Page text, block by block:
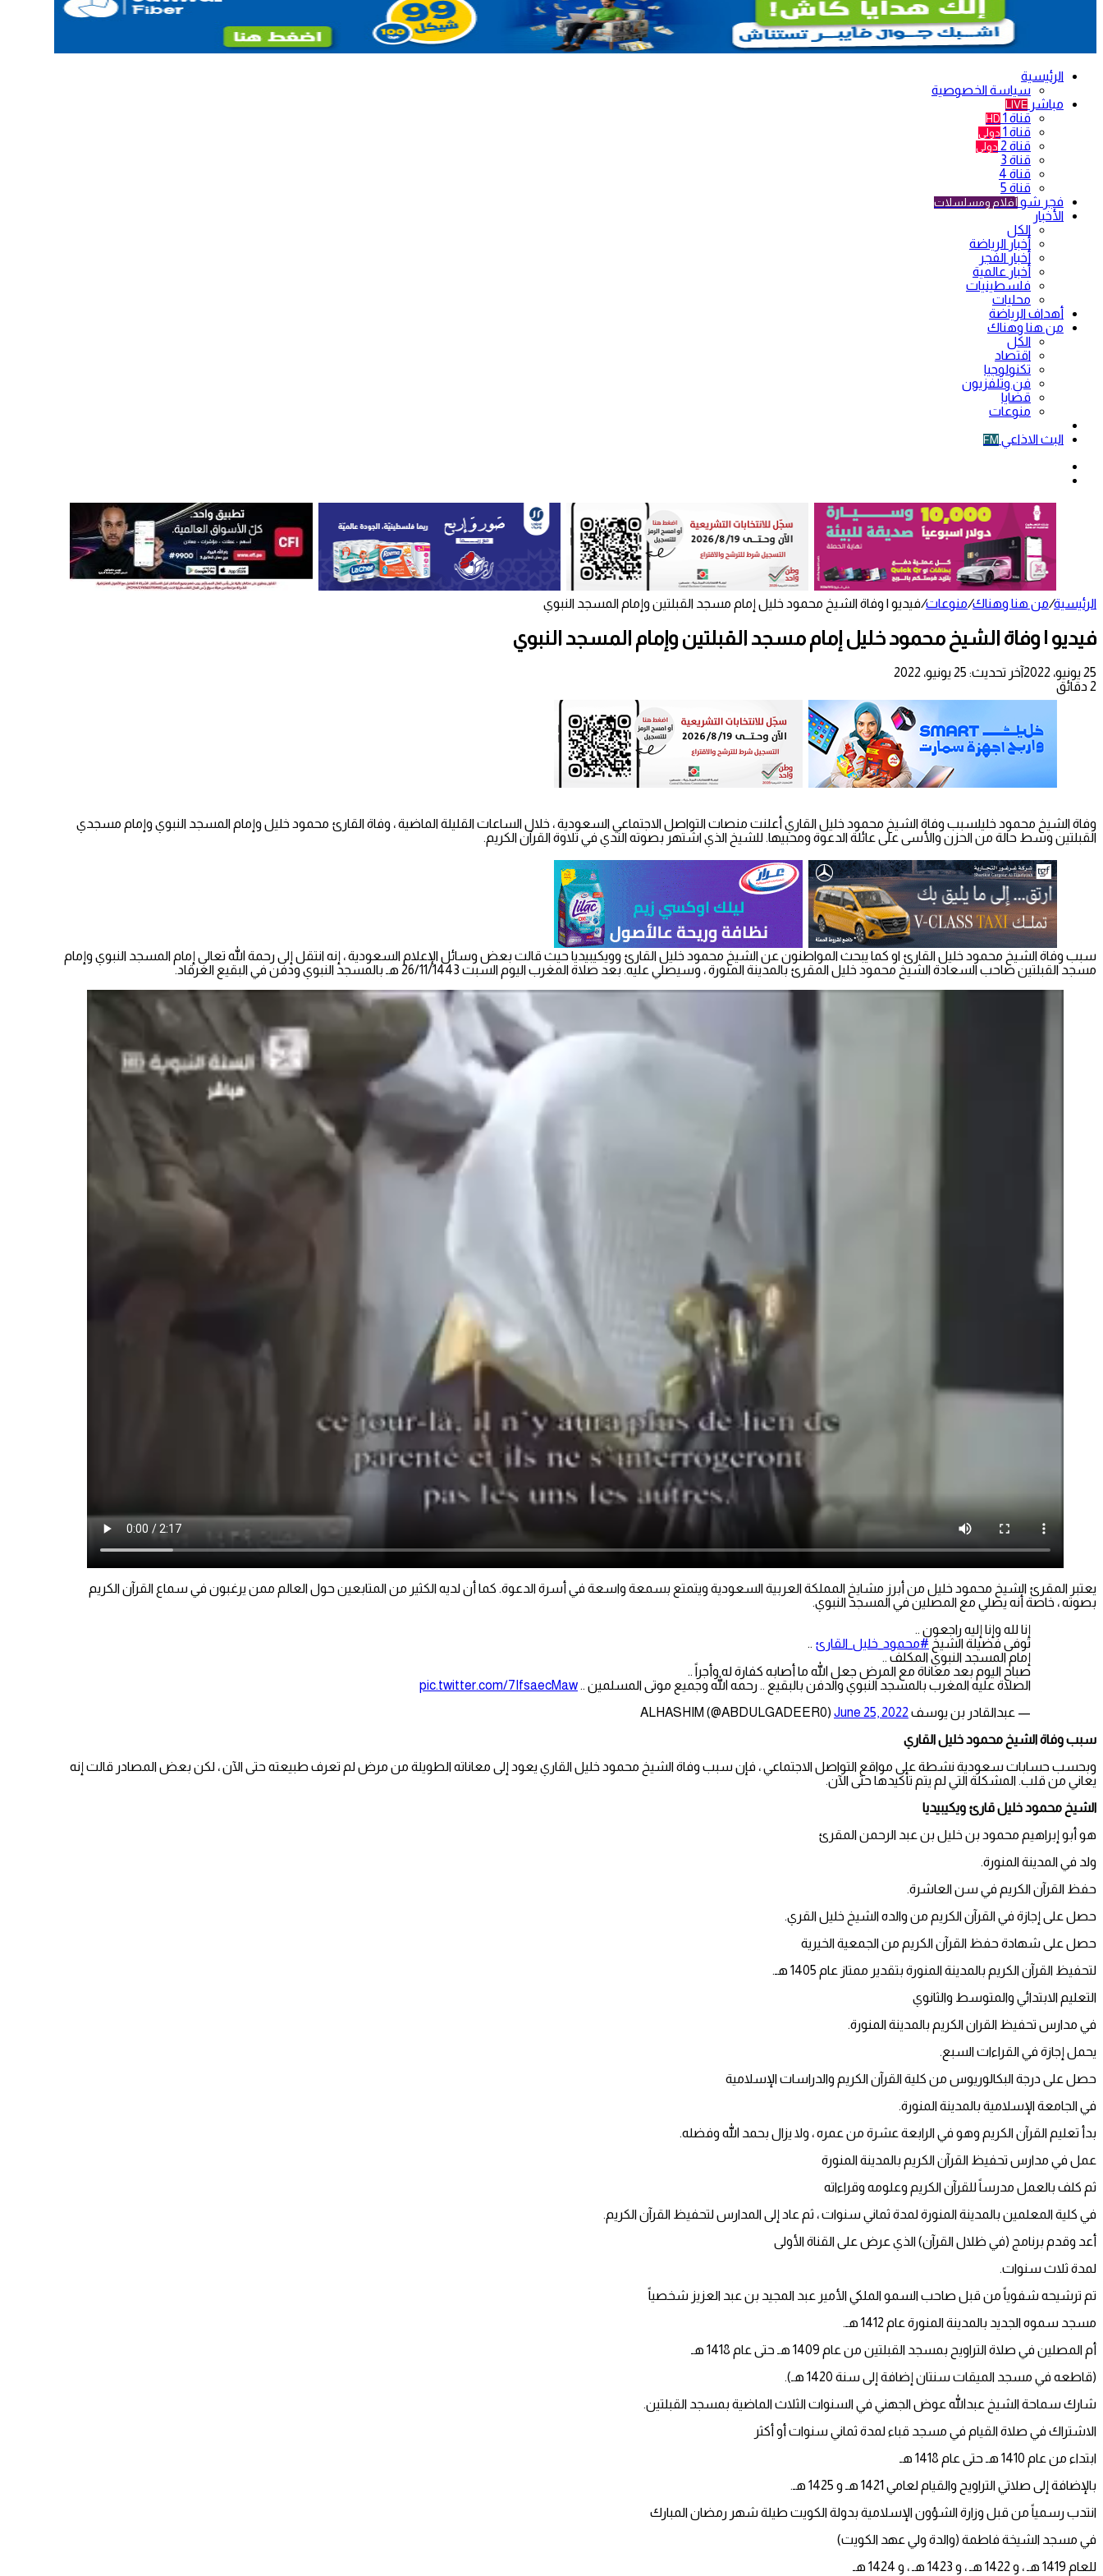
الرئيسية
سياسة الخصوصية
مباشر LIVE
قناة 1 HD
قناة 1 دولي
قناة 2 دولي
قناة 3
قناة 4
قناة 5
فجر شو أفلام ومسلسلات
الأخبار
الكل
أخبار الرياضة
أخبار الفجر
أخبار عالمية
فلسطينيات
محليات
أهداف الرياضة
من هنا وهناك
الكل
اقتصاد
تكنولوجيا
فن وتلفزيون
قضايا
منوعات
البث الاذاعي FM
الرئيسية/من هنا وهناك/منوعات/فيديو | وفاة الشيخ محمود خليل إمام ⁧‫مسجد القبلتين‬⁩ وإمام ⁧‫المسجد النبوي‬⁩
فيديو | وفاة الشيخ محمود خليل إمام ⁧‫مسجد القبلتين‬⁩ وإمام ⁧‫المسجد النبوي‬⁩
25 يونيو، 2022
آخر تحديث: 25 يونيو، 2022
2 دقائق
وفاة الشيخ محمود خليلسبب وفاة الشيخ محمود خليل القاري أعلنت منصات التواصل الاجتماعي السعودية ، خلال الساعات القليلة الماضية ، وفاة القارئ محمود خليل وإمام المسجد النبوي وإمام مسجدي
القبلتين وسط حالة من الحزن والأسى على عائلة الدعوة ومحبيها. للشيخ الذي اشتهر بصوته الندي في تلاوة القرآن الكريم.
سبب وفاة الشيخ محمود خليل القارئ او كما يبحث المواطنون عن الشيخ محمود خليل القارئ وويكيبيديا حيث قالت بعض وسائل الإعلام السعودية ، إنه انتقل إلى رحمة الله تعالى إمام المسجد النبوي وإمام
مسجد القبلتين صاحب السعادة الشيخ محمود خليل المقرئ بالمدينة المنورة ، وسيصلي عليه. بعد صلاة المغرب اليوم السبت 26/11/1443 هـ بالمسجد النبوي ودفن في البقيع الغرقاد.
يعتبر المقرئ الشيخ محمود خليل من أبرز مشايخ المملكة العربية السعودية ويتمتع بسمعة واسعة في أسرة الدعوة. كما أن لديه الكثير من المتابعين حول العالم ممن يرغبون في سماع القرآن الكريم
بصوته ، خاصة أنه يصلي مع المصلين في المسجد النبوي.
إنا لله وإنا إليه راجعون ..
توفى فضيلة الشيخ #محمود_خليل_القارئ ..
إمام المسجد النبوي المكلف ..
صباح اليوم بعد معاناة مع المرض جعل الله ما أصابه كفارة له وأجراً ..
الصلاة عليه المغرب بالمسجد النبوي والدفن بالبقيع .. رحمه الله وجميع موتى المسلمين .. pic.twitter.com/7IfsaecMaw
— عبدالقادر بن يوسف ALHASHIM (@ABDULGADEER0) June 25, 2022
سبب وفاة الشيخ محمود خليل القاري
وبحسب حسابات سعودية نشطة على مواقع التواصل الاجتماعي ، فإن سبب وفاة الشيخ محمود خليل القاري يعود إلى معاناته الطويلة من مرض لم تعرف طبيعته حتى الآن ، لكن بعض المصادر قالت إنه
يعاني من قلب. المشكلة التي لم يتم تأكيدها حتى الآن.
الشيخ محمود خليل قارئ ويكيبيديا
هو أبو إبراهيم محمود بن خليل بن عبد الرحمن المقرئ
ولد في المدينة المنورة.
حفظ القرآن الكريم في سن العاشرة.
حصل على إجازة في القرآن الكريم من والده الشيخ خليل القري.
حصل على شهادة حفظ القرآن الكريم من الجمعية الخيرية
لتحفيظ القرآن الكريم بالمدينة المنورة بتقدير ممتاز عام 1405 هـ.
التعليم الابتدائي والمتوسط ​​والثانوي
في مدارس تحفيظ القران الكريم بالمدينة المنورة.
يحمل إجازة في القراءات السبع.
حصل على درجة البكالوريوس من كلية القرآن الكريم والدراسات الإسلامية
في الجامعة الإسلامية بالمدينة المنورة.
بدأ تعليم القرآن الكريم وهو في الرابعة عشرة من عمره ، ولا يزال بحمد الله وفضله.
عمل في مدارس تحفيظ القرآن الكريم بالمدينة المنورة
ثم كلف بالعمل مدرساً للقرآن الكريم وعلومه وقراءاته
في كلية المعلمين بالمدينة المنورة لمدة ثماني سنوات ، ثم عاد إلى المدارس لتحفيظ القرآن الكريم.
أعد وقدم برنامج (في ظلال القرآن) الذي عرض على القناة الأولى
لمدة ثلاث سنوات.
تم ترشيحه شفوياً من قبل صاحب السمو الملكي الأمير عبد المجيد بن عبد العزيز شخصياً
مسجد سموه الجديد بالمدينة المنورة عام 1412 هـ.
أم المصلين في صلاة التراويح بمسجد القبلتين من عام 1409 هـ حتى عام 1418 هـ
(قاطعه في مسجد الميقات سنتان إضافة إلى سنة 1420 هـ).
شارك سماحة الشيخ عبدالله عوض الجهني في السنوات الثلاث الماضية بمسجد القبلتين.
الاشتراك في صلاة القيام في مسجد قباء لمدة ثماني سنوات أو أكثر
ابتداء من عام 1410 هـ حتى عام 1418 هـ
بالإضافة إلى صلاتي التراويح والقيام لعامي 1421 هـ و 1425 هـ.
انتدب رسمياً من قبل وزارة الشؤون الإسلامية بدولة الكويت طيلة شهر رمضان المبارك
في مسجد الشيخة فاطمة (والدة ولي عهد الكويت)
للعام 1419 هـ ، و 1422 هـ ، و 1423 هـ ، و 1424 هـ